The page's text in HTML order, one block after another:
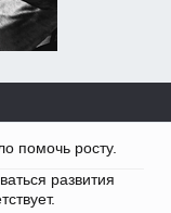
помочь росту.
развития